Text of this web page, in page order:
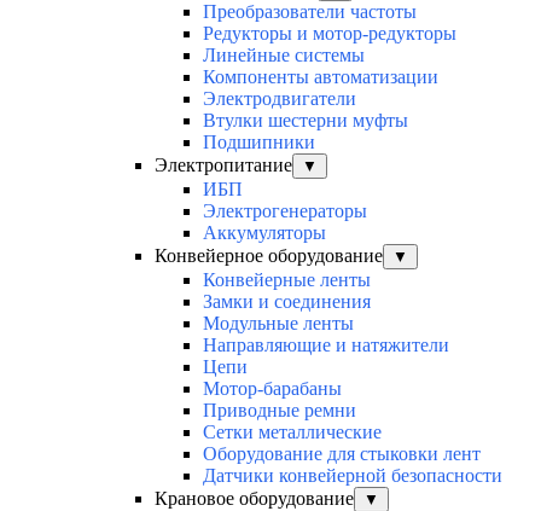
Преобразователи частоты
Редукторы и мотор-редукторы
Линейные системы
Компоненты автоматизации
Электродвигатели
Втулки шестерни муфты
Подшипники
Электропитание
▼
ИБП
Электрогенераторы
Аккумуляторы
Конвейерное оборудование
▼
Конвейерные ленты
Замки и соединения
Модульные ленты
Направляющие и натяжители
Цепи
Мотор-барабаны
Приводные ремни
Сетки металлические
Оборудование для стыковки лент
Датчики конвейерной безопасности
Крановое оборудование
▼